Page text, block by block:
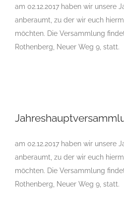
am 02.12.2017 haben wir unsere
anberaumt, zu der wir euch
möchten. Die Versammlung
Rothenberg, Neuer Weg 9, statt.
am 02.12.2017 haben wir unsere
anberaumt, zu der wir euch
möchten. Die Versammlung
Rothenberg, Neuer Weg 9, statt.